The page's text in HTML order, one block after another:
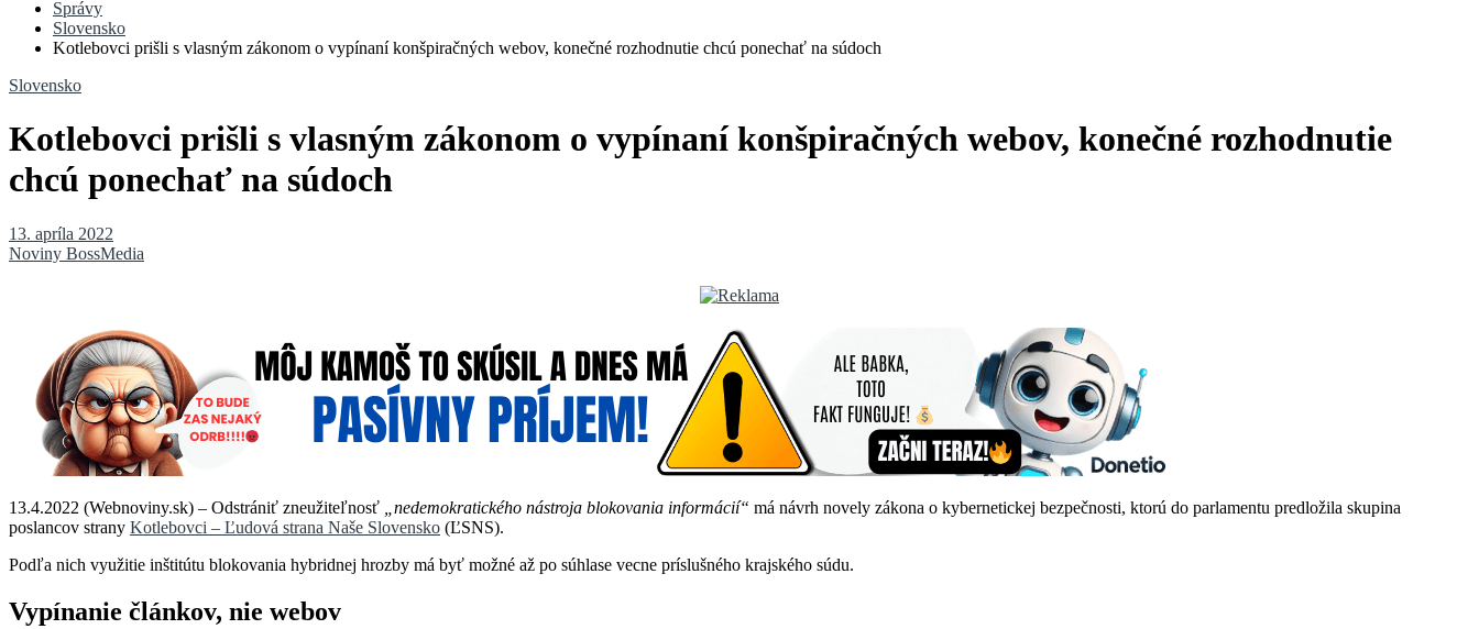
Správy
Slovensko
Kotlebovci prišli s vlasným zákonom o vypínaní konšpiračných webov, konečné rozhodnutie chcú ponechať na súdoch
Slovensko
Kotlebovci prišli s vlasným zákonom o vypínaní konšpiračných webov, konečné rozhodnutie
chcú ponechať na súdoch
13. apríla 2022
Noviny BossMedia
13.4.2022 (Webnoviny.sk) – Odstrániť zneužiteľnosť „nedemokratického nástroja blokovania informácií“ má návrh novely zákona o kybernetickej bezpečnosti, ktorú do parlamentu predložila skupina
poslancov strany Kotlebovci – Ľudová strana Naše Slovensko (ĽSNS).
Podľa nich využitie inštitútu blokovania hybridnej hrozby má byť možné až po súhlase vecne príslušného krajského súdu.
Vypínanie článkov, nie webov